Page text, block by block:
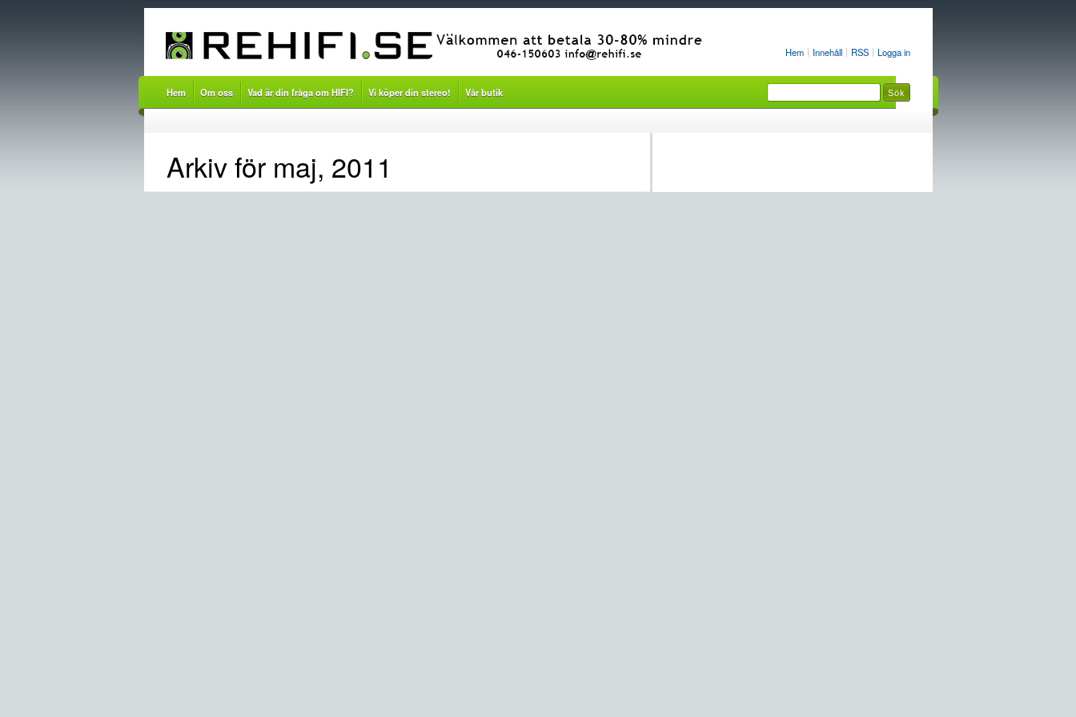
Hem Innehåll RSS Logga in
Hem Om oss Vad är din fråga om HIFI? Vi köper din stereo! Vår butik
Arkiv för maj, 2011